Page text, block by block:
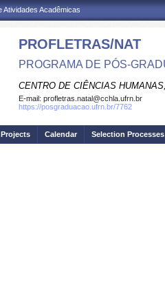
Atividades Acadêmicas
PROFLETRAS/NAT
PROGRAMA DE PÓS-
CENTRO DE CIÊNCIAS
E-mail: profletras.natal@cchla.ufrn.br
https://posgraduacao.ufrn.br/7762
Calendar Selection Processes